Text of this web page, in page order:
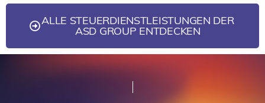
ALLE STEUERDIENSTLEISTUNGEN DER
ASD GROUP ENTDECKEN